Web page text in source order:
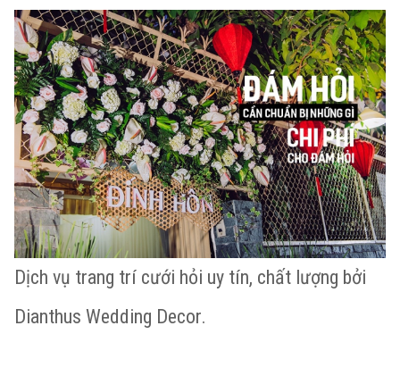
Dịch vụ trang trí cưới hỏi uy tín, chất lượng bởi
Dianthus Wedding Decor.